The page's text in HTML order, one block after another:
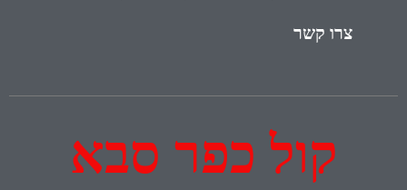
צרו קשר
קול כפר סבא